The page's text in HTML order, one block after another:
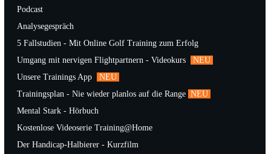
Podcast
Analysegespräch
5 Fallstudien - Mit Online Golf Training zum Erfolg
Umgang mit nervigen Flightpartnern - Videokurs
NEU
Unsere Trainings App
NEU
Trainingsplan - Nie wieder planlos auf die Range NEU
Mental Stark - Hörbuch
Kostenlose Videoserie Training@Home
Der Handicap-Halbierer - Kurzfilm